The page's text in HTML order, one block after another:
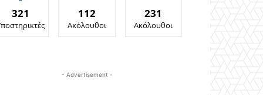
321 112
Ακόλουθοι
231
Ακόλουθοι
- Advertisement -